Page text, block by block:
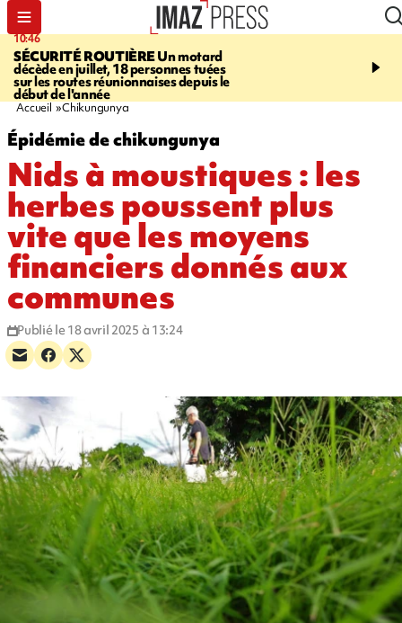
10:46
SÉCURITÉ ROUTIÈREUn motard
décède en juillet, 18 personnes tuées
sur les routes réunionnaises depuis le
début de l'année
13:49
mineurs - un courrier
Accueil Chikungunya
Épidémie de chikungunya
Nids à moustiques : les
herbes poussent plus
vite que les moyens
financiers donnés aux
communes
Publié le 18 avril 2025 à 13:24